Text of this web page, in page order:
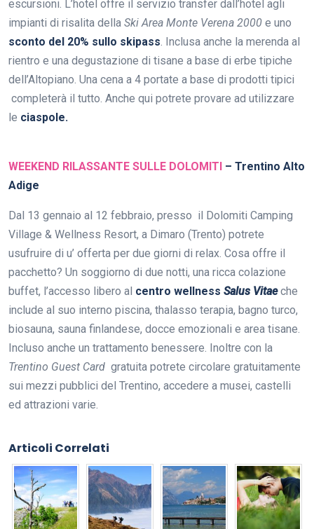
escursioni. L’hotel offre il servizio transfer dall’hotel agli
impianti di risalita della Ski Area Monte Verena 2000 e uno
sconto del 20% sullo skipass. Inclusa anche la merenda al
rientro e una degustazione di tisane a base di erbe tipiche
dell’Altopiano. Una cena a 4 portate a base di prodotti tipici
completerà il tutto. Anche qui potrete provare ad utilizzare
le ciaspole.
WEEKEND RILASSANTE SULLE DOLOMITI – Trentino Alto
Adige
Dal 13 gennaio al 12 febbraio, presso il Dolomiti Camping
Village & Wellness Resort, a Dimaro (Trento) potrete
usufruire di u’ offerta per due giorni di relax. Cosa offre il
pacchetto? Un soggiorno di due notti, una ricca colazione
buffet, l’accesso libero al centro wellness Salus Vitaeche
include al suo interno piscina, thalasso terapia, bagno turco,
biosauna, sauna finlandese, docce emozionali e area tisane.
Incluso anche un trattamento benessere. Inoltre con la
Trentino Guest Card gratuita potrete circolare gratuitamente
sui mezzi pubblici del Trentino, accedere a musei, castelli
ed attrazioni varie.
Articoli Correlati